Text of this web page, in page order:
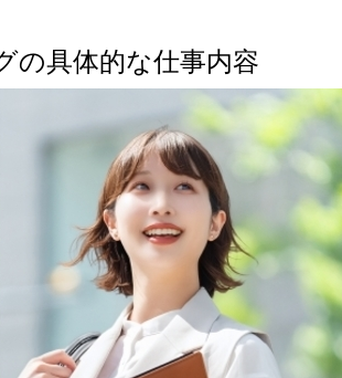
の具体的な仕事内容